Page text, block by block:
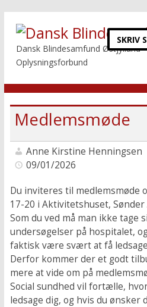
Dansk Blindesamfund Østjylland
Oplysningsforbund
Medlemsmøde
Anne Kirstine Henningsen
09/01/2026
Du inviteres til medlemsmøde
17-20 i Aktivitetshuset, Sønder
Som du ved må man ikke tage
undersøgelser på hospitalet,
faktisk være svært at få
Derfor kommer der et godt
mere at vide om på
Social sundhed vil fortælle,
ledsage dig, og hvis du ønsker